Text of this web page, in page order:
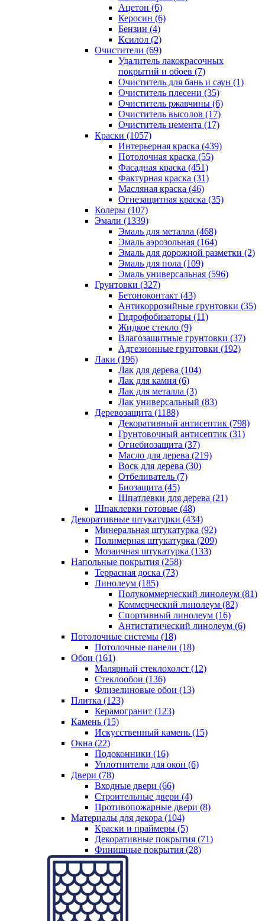
Ацетон (6)
Керосин (6)
Бензин (4)
Ксилол (2)
Очистители (69)
Удалитель лакокрасочных
покрытий и обоев (7)
Очиститель для бань и саун (1)
Очиститель плесени (35)
Очиститель ржавчины (6)
Очиститель высолов (17)
Очиститель цемента (17)
Краски (1057)
Интерьерная краска (439)
Потолочная краска (55)
Фасадная краска (451)
Фактурная краска (31)
Масляная краска (46)
Огнезащитная краска (35)
Колеры (107)
Эмали (1339)
Эмаль для металла (468)
Эмаль аэрозольная (164)
Эмаль для дорожной разметки (2)
Эмаль для пола (109)
Эмаль универсальная (596)
Грунтовки (327)
Бетоноконтакт (43)
Антикоррозийные грунтовки (35)
Гидрофобизаторы (11)
Жидкое стекло (9)
Влагозащитные грунтовки (37)
Адгезионные грунтовки (192)
Лаки (196)
Лак для дерева (104)
Лак для камня (6)
Лак для металла (3)
Лак универсальный (83)
Деревозащита (1188)
Декоративный антисептик (798)
Грунтовочный антисептик (31)
Огнебиозащита (37)
Масло для дерева (219)
Воск для дерева (30)
Отбеливатель (7)
Биозащита (45)
Шпатлевки для дерева (21)
Шпаклевки готовые (48)
Декоративные штукатурки (434)
Минеральная штукатурка (92)
Полимерная штукатурка (209)
Мозаичная штукатурка (133)
Напольные покрытия (258)
Террасная доска (73)
Линолеум (185)
Полукоммерческий линолеум (81)
Коммерческий линолеум (82)
Спортивный линолеум (16)
Антистатический линолеум (6)
Потолочные системы (18)
Потолочные панели (18)
Обои (161)
Малярный стеклохолст (12)
Стеклообои (136)
Флизелиновые обои (13)
Плитка (123)
Керамогранит (123)
Камень (15)
Искусственный камень (15)
Окна (22)
Подоконники (16)
Уплотнители для окон (6)
Двери (78)
Входные двери (66)
Строительные двери (4)
Противопожарные двери (8)
Материалы для декора (104)
Краски и праймеры (5)
Декоративные покрытия (71)
Финишные покрытия (28)